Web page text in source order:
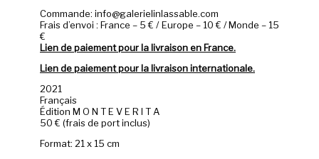
Commande: info@galerielinlassable.com
Frais d’envoi : France – 5 € / Europe – 10 € / Monde – 15
€
Lien de paiement pour la livraison en France.
Lien de paiement pour la livraisoninternationale.
2021
Français
Édition M O N T E V E R I T A
50 € (frais de port inclus)
Format: 21 x 15 cm